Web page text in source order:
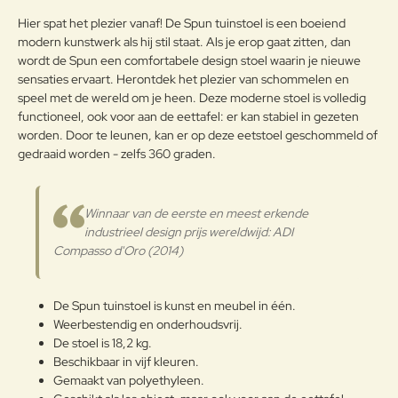
g:
Note:HTML-code wordt niet vertaald!
Waardering:
Waarderin
g:
Slecht
Verder
Hier spat het plezier vanaf! De Spun tuinstoel is een boeiend
modern kunstwerk als hij stil staat. Als je erop gaat zitten, dan
wordt de Spun een comfortabele design stoel waarin je nieuwe
sensaties ervaart. Herontdek het plezier van schommelen en
speel met de wereld om je heen. Deze moderne stoel is volledig
functioneel, ook voor aan de eettafel: er kan stabiel in gezeten
worden. Door te leunen, kan er op deze eetstoel geschommeld of
gedraaid worden - zelfs 360 graden.
Winnaar van de eerste en meest erkende
industrieel design prijs wereldwijd: ADI
Compasso d'Oro (2014)
De Spun tuinstoel is kunst en meubel in één.
Weerbestendig en onderhoudsvrij.
De stoel is 18,2 kg.
Beschikbaar in vijf kleuren.
Gemaakt van polyethyleen.